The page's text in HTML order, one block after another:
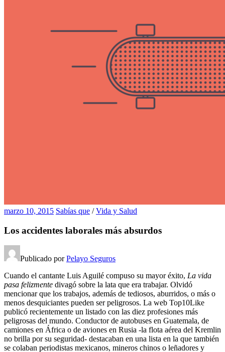
marzo 10, 2015 Sabías que /Vida y Salud
Los accidentes laborales más absurdos
Publicado porPelayo Seguros
Cuando el cantante Luis Aguilé compuso su mayor éxito, La vida
pasa felizmente divagó sobre la lata que era trabajar. Olvidó
mencionar que los trabajos, además de tediosos, aburridos, o más o
menos desquiciantes pueden ser peligrosos. La web Top10Like
publicó recientemente un listado con las diez profesiones más
peligrosas del mundo. Conductor de autobuses en Guatemala, de
camiones en África o de aviones en Rusia -la flota aérea del Kremlin
no brilla por su seguridad- destacaban en una lista en la que también
se colaban periodistas mexicanos, mineros chinos o leñadores y